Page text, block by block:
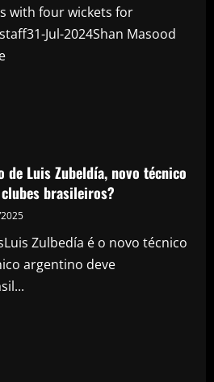
with four wickets for
Jul-2024Shan Masood
de Luis Zubeldía, novo técnico
brasileiros?
Zulbedía é o novo técnico
argentino deve